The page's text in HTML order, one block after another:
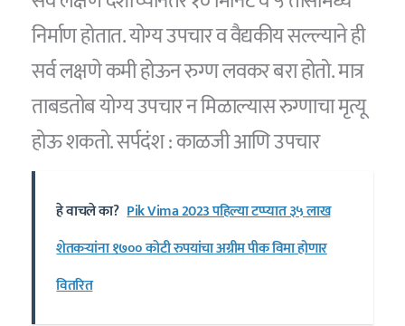
निर्माण होतात. योग्य उपचार व वैद्यकीय सल्ल्याने ही
सर्व लक्षणे कमी होऊन रुग्ण लवकर बरा होतो. मात्र
ताबडतोब योग्य उपचार न मिळाल्यास रुग्णाचा मृत्यू
होऊ शकतो. सर्पदंश : काळजी आणि उपचार
हे वाचले का? Pik Vima 2023 पहिल्या टप्प्यात ३५ लाख
शेतकऱ्यांना १७०० कोटी रुपयांचा अग्रीम पीक विमा होणार
वितरित